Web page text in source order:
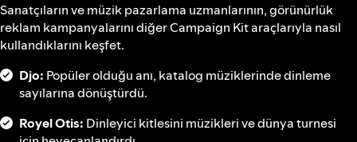
Sanatçıların ve müzik pazarlama uzmanlarının, görünürlük
reklam kampanyalarını diğer Campaign Kit araçlarıyla nasıl
kullandıklarını keşfet.
Djo: Popüler olduğu anı, katalog müziklerinde dinleme
sayılarına dönüştürdü.
Royel Otis: Dinleyici kitlesini müzikleri ve dünya turnesi